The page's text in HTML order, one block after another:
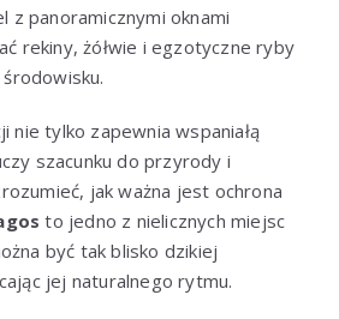
z panoramicznymi oknami
rekiny, żółwie i egzotyczne ryby
nie tylko zapewnia wspaniałą
szacunku do przyrody i
jak ważna jest ochrona
to jedno z nielicznych miejsc
być tak blisko dzikiej
jej naturalnego rytmu.